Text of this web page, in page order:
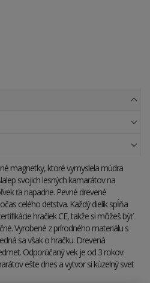
magnetky, ktoré vymyslela múdra
svojich lesných kamarátov na
ťa napadne. Pevné drevené
celého detstva. Každý dielik spĺňa
hračiek CE, takže si môžeš býť
Vyrobené z prírodného materiálu s
sa však o hračku. Drevená
Odporúčaný vek je od 3 rokov.
ešte dnes a vytvor si kúzelný svet